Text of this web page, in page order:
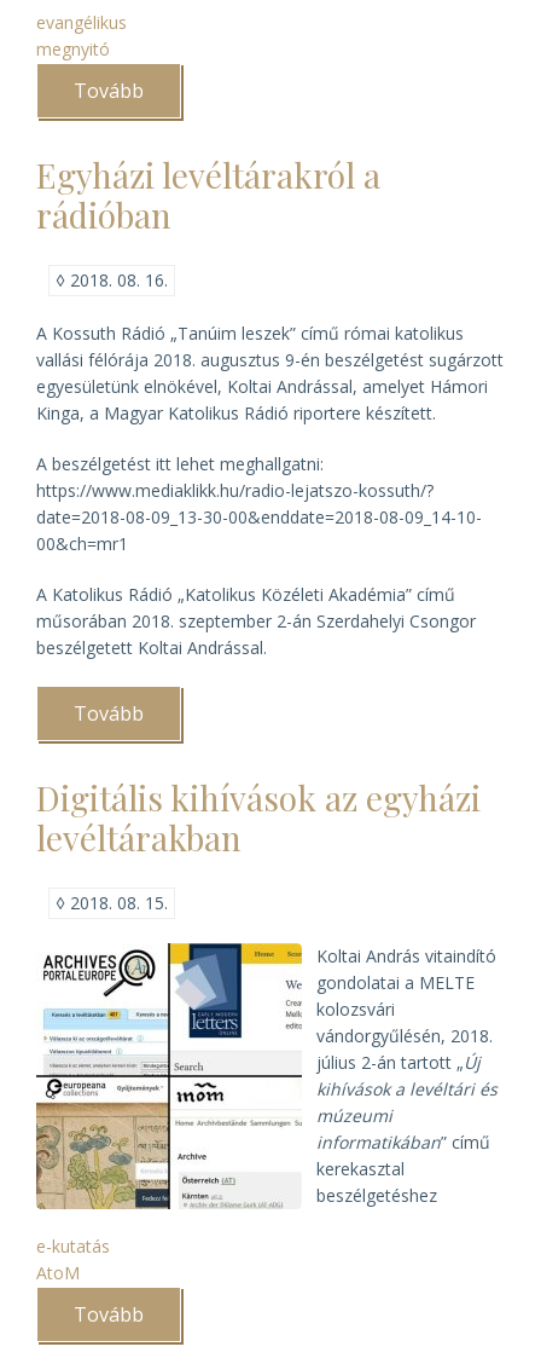
evangélikus
megnyitó
Tovább
az
Országos
Levéltár
kutatóterme)
Egyházi levéltárakról a
rádióban
◊ 2018. 08. 16.
A Kossuth Rádió „Tanúim leszek” című római katolikus
vallási félórája 2018. augusztus 9-én beszélgetést sugárzott
egyesületünk elnökével, Koltai Andrással, amelyet Hámori
Kinga, a Magyar Katolikus Rádió riportere készített.
A beszélgetést itt lehet meghallgatni:
https://www.mediaklikk.hu/radio-lejatszo-kossuth/?
date=2018-08-09_13-30-00&enddate=2018-08-09_14-10-
00&ch=mr1
A Katolikus Rádió „Katolikus Közéleti Akadémia” című
műsorában 2018. szeptember 2-án Szerdahelyi Csongor
beszélgetett Koltai Andrással.
Tovább
a
Digitális kihívások az egyházi
levéltárakban
◊ 2018. 08. 15.
Koltai András vitaindító
gondolatai a MELTE
kolozsvári
vándorgyűlésén, 2018.
július 2-án tartott „Új
kihívások a levéltári és
múzeumi
informatikában” című
kerekasztal
beszélgetéshez
e-kutatás
AtoM
Tovább
az